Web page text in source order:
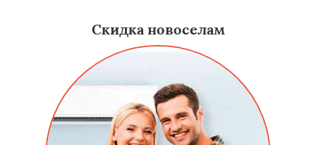
Скидка новоселам